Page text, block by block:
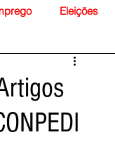
Eleições